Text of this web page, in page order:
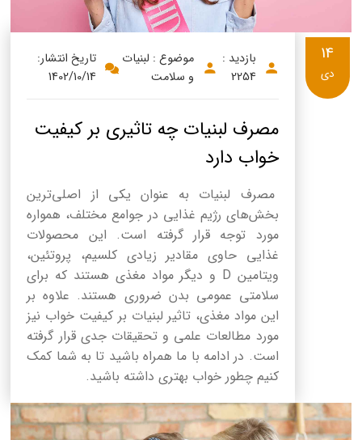
بازدید :
2254
موضوع : لبنیات
و سلامت
تاریخ انتشار:
1402/10/14
مصرف لبنیات چه تاثیری بر کیفیت
خواب دارد
مصرف لبنیات به عنوان یکی از اصلی‌ترین
بخش‌های رژیم غذایی در جوامع مختلف، همواره
مورد توجه قرار گرفته است. این محصولات
غذایی حاوی مقادیر زیادی کلسیم، پروتئین،
ویتامین D و دیگر مواد مغذی هستند که برای
سلامتی عمومی بدن ضروری هستند. علاوه بر
این مواد مغذی، تاثیر لبنیات بر کیفیت خواب نیز
مورد مطالعات علمی و تحقیقات جدی قرار گرفته
است. در ادامه با ما همراه باشید تا به شما کمک
کنیم چطور خواب بهتری داشته باشید.
14
دی